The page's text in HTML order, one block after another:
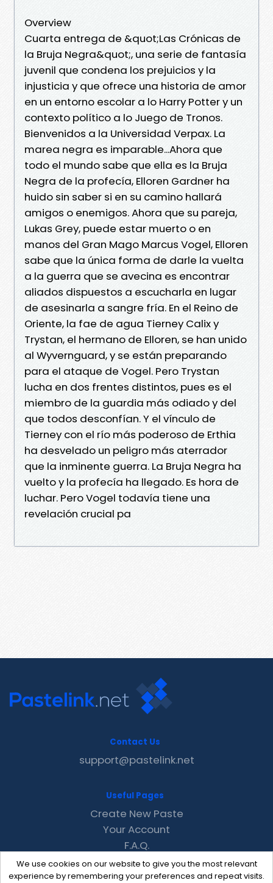
Overview
Cuarta entrega de &quot;Las Crónicas de
la Bruja Negra&quot;, una serie de fantasía
juvenil que condena los prejuicios y la
injusticia y que ofrece una historia de amor
en un entorno escolar a lo Harry Potter y un
contexto político a lo Juego de Tronos.
Bienvenidos a la Universidad Verpax. La
marea negra es imparable...Ahora que
todo el mundo sabe que ella es la Bruja
Negra de la profecía, Elloren Gardner ha
huido sin saber si en su camino hallará
amigos o enemigos. Ahora que su pareja,
Lukas Grey, puede estar muerto o en
manos del Gran Mago Marcus Vogel, Elloren
sabe que la única forma de darle la vuelta
a la guerra que se avecina es encontrar
aliados dispuestos a escucharla en lugar
de asesinarla a sangre fría. En el Reino de
Oriente, la fae de agua Tierney Calix y
Trystan, el hermano de Elloren, se han unido
al Wyvernguard, y se están preparando
para el ataque de Vogel. Pero Trystan
lucha en dos frentes distintos, pues es el
miembro de la guardia más odiado y del
que todos desconfían. Y el vínculo de
Tierney con el río más poderoso de Erthia
ha desvelado un peligro más aterrador
que la inminente guerra. La Bruja Negra ha
vuelto y la profecía ha llegado. Es hora de
luchar. Pero Vogel todavía tiene una
revelación crucial pa
We use cookies on our website to give you the most relevant
experience by remembering your preferences and repeat visits.
Contact Us
support@pastelink.net
Useful Pages
Create New Paste
Your Account
F.A.Q.
Recent
Contact